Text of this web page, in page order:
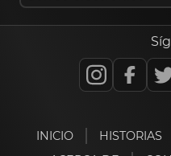
INICIO HISTORIAS